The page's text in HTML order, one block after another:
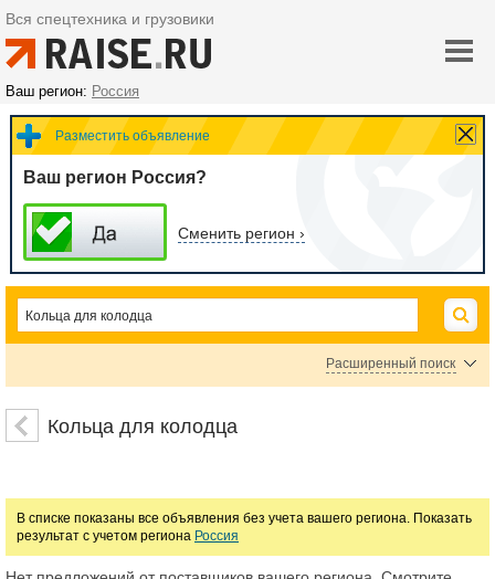
Вся спецтехника и грузовики
Ваш регион: Россия
Разместить объявление
Ваш регион Россия?
Сменить регион ›
Расширенный поиск
Цена
Марка
Кольца для колодца
В списке показаны все объявления без учета вашего региона. Показать
результат с учетом региона Россия